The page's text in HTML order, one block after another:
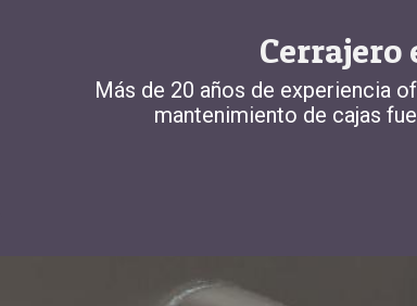
Cerrajero
Más de 20 años de experiencia
mantenimiento de cajas